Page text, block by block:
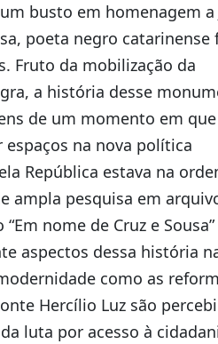
busto em homenagem a
poeta negro catarinense
Fruto da mobilização da
a história desse
de um momento em
na nova política
República estava na
ampla pesquisa em
nome de Cruz e
aspectos dessa história
como as
Hercílio Luz são
luta por acesso à